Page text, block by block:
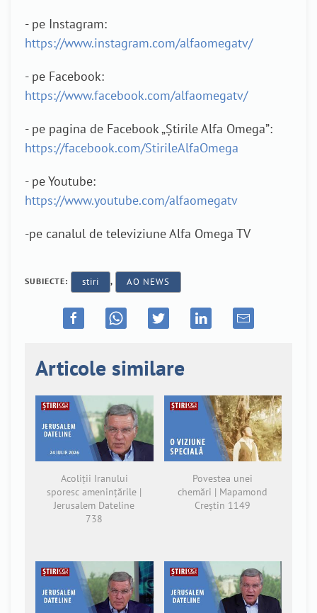
- pe Instagram:
https://www.instagram.com/alfaomegatv/
- pe Facebook:
https://www.facebook.com/alfaomegatv/
- pe pagina de Facebook „Știrile Alfa Omega”:
https://facebook.com/StirileAlfaOmega
- pe Youtube:
https://www.youtube.com/alfaomegatv
-pe canalul de televiziune Alfa Omega TV
SUBIECTE: stiri , AO NEWS
Articole similare
Acoliții Iranului
sporesc amenințările |
Jerusalem Dateline
738
Povestea unei
chemări | Mapamond
Creștin 1149